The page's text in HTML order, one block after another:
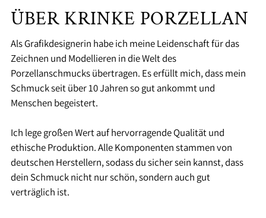
ÜBER KRINKE PORZELLAN
Als Grafikdesignerin habe ich meine Leidenschaft für das
Zeichnen und Modellieren in die Welt des
Porzellanschmucks übertragen. Es erfüllt mich, dass mein
Schmuck seit über 10 Jahren so gut ankommt und
Menschen begeistert.
Ich lege großen Wert auf hervorragende Qualität und
ethische Produktion. Alle Komponenten stammen von
deutschen Herstellern, sodass du sicher sein kannst, dass
dein Schmuck nicht nur schön, sondern auch gut
verträglich ist.